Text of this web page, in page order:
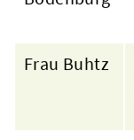
Frau Buhtz